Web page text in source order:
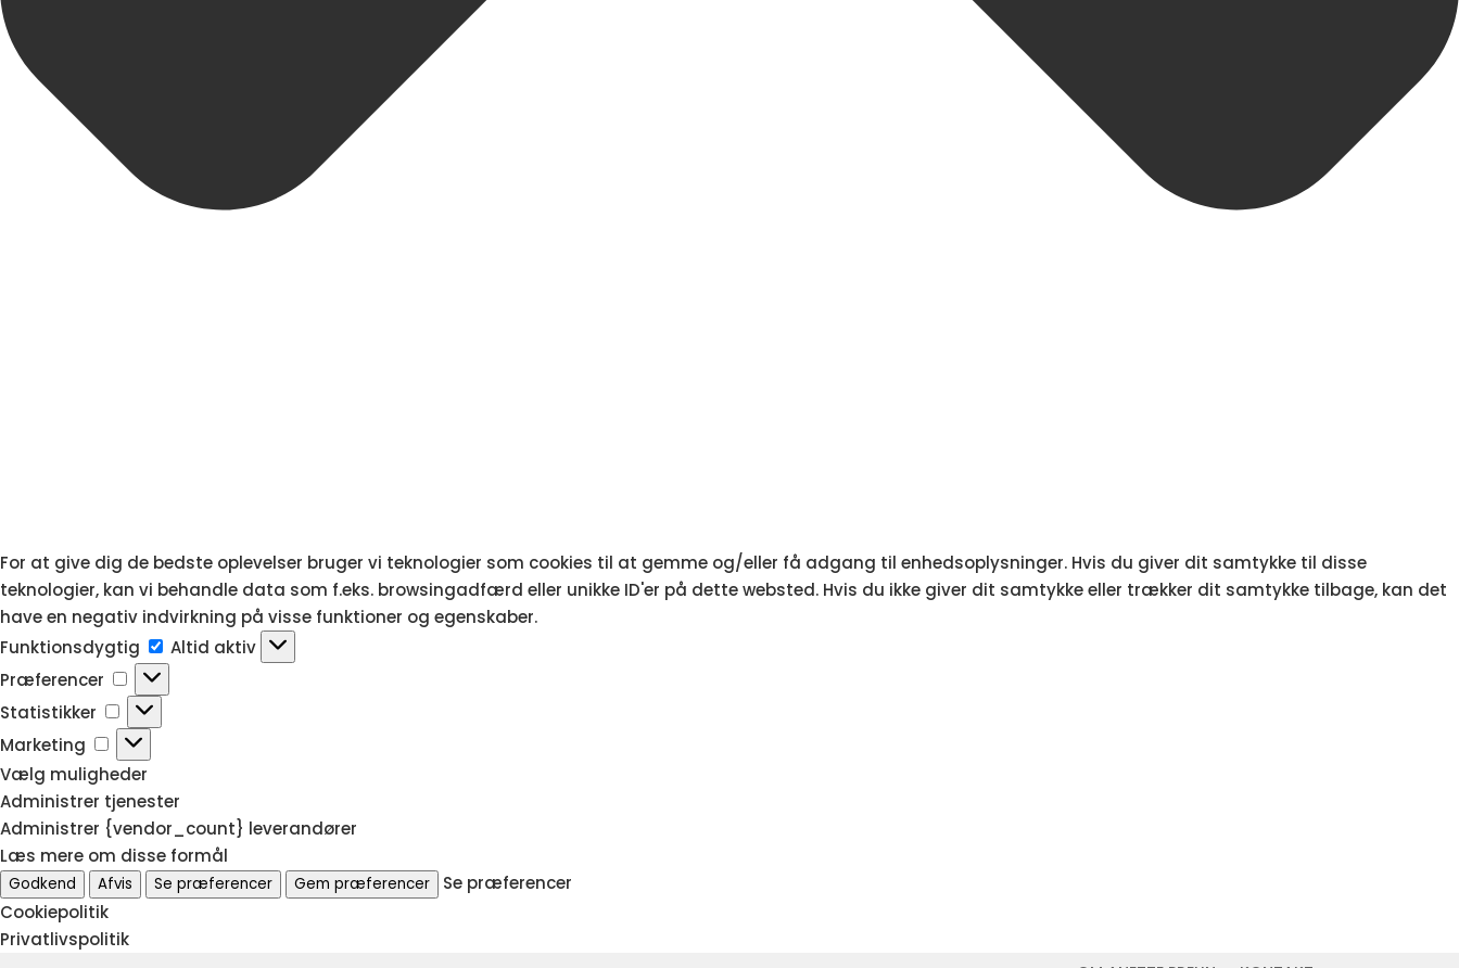
For at give dig de bedste oplevelser bruger vi teknologier som cookies til at gemme og/eller få adgang til enhedsoplysninger. Hvis du giver dit samtykke til disse
teknologier, kan vi behandle data som f.eks. browsingadfærd eller unikke ID'er på dette websted. Hvis du ikke giver dit samtykke eller trækker dit samtykke tilbage, kan det
have en negativ indvirkning på visse funktioner og egenskaber.
Funktionsdygtig
Funktionsdygtig
Altid aktiv
Præferencer
Præferencer
Statistikker
Statistikker
Marketing
Marketing
Vælg muligheder
Administrer tjenester
Administrer {vendor_count} leverandører
Læs mere om disse formål
Godkend Afvis Se præferencer Gem præferencer
Se præferencer
Cookiepolitik
Privatlivspolitik